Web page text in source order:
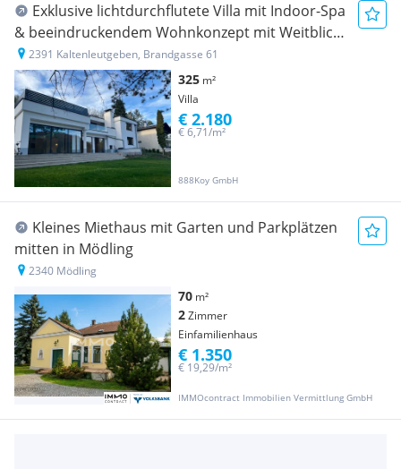
Exklusive lichtdurchflutete Villa mit Indoor-Spa
& beeindruckendem Wohnkonzept mit Weitblick
in Bestlage von Kaltenleutgeben auch als
Mietkauf möglich
2391 Kaltenleutgeben, Brandgasse 61
325 m²
Villa
888Koy GmbH
€ 6,71/m²
€ 2.180
Kleines Miethaus mit Garten und Parkplätzen
mitten in Mödling
2340 Mödling
70 m²
2Zimmer
Einfamilienhaus
IMMOcontract Immobilien Vermittlung GmbH
€ 19,29/m²
€ 1.350